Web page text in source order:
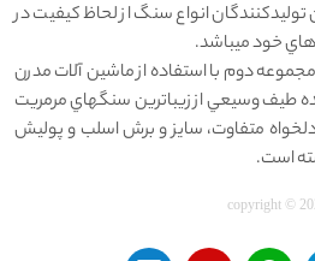
توليدکنندگان انواع سنگ از لحاظ کيفيت در
خود ميباشد.
1389 با احداث مجموعه دوم با استفاده از ماشين آلات مدرن
طيف وسيعي از زيباترين سنگهاي مرمريت
دلخواه متفاوت، سايز و برش اسلب و پوليش
است.
copyright ©